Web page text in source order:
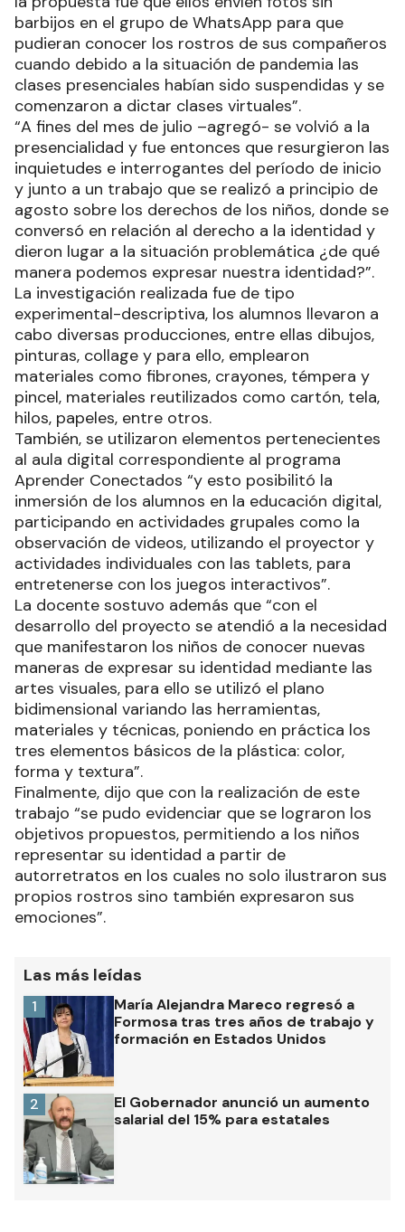
barbijos en el grupo de WhatsApp para que
pudieran conocer los rostros de sus compañeros
cuando debido a la situación de pandemia las
clases presenciales habían sido suspendidas y se
comenzaron a dictar clases virtuales”.
“A fines del mes de julio –agregó- se volvió a la
presencialidad y fue entonces que resurgieron las
inquietudes e interrogantes del período de inicio
y junto a un trabajo que se realizó a principio de
agosto sobre los derechos de los niños, donde se
conversó en relación al derecho a la identidad y
dieron lugar a la situación problemática ¿de qué
manera podemos expresar nuestra identidad?”.
La investigación realizada fue de tipo
experimental-descriptiva, los alumnos llevaron a
cabo diversas producciones, entre ellas dibujos,
pinturas, collage y para ello, emplearon
materiales como fibrones, crayones, témpera y
pincel, materiales reutilizados como cartón, tela,
hilos, papeles, entre otros.
También, se utilizaron elementos pertenecientes
al aula digital correspondiente al programa
Aprender Conectados “y esto posibilitó la
inmersión de los alumnos en la educación digital,
participando en actividades grupales como la
observación de videos, utilizando el proyector y
actividades individuales con las tablets, para
entretenerse con los juegos interactivos”.
La docente sostuvo además que “con el
desarrollo del proyecto se atendió a la necesidad
que manifestaron los niños de conocer nuevas
maneras de expresar su identidad mediante las
artes visuales, para ello se utilizó el plano
bidimensional variando las herramientas,
materiales y técnicas, poniendo en práctica los
tres elementos básicos de la plástica: color,
forma y textura”.
Finalmente, dijo que con la realización de este
trabajo “se pudo evidenciar que se lograron los
objetivos propuestos, permitiendo a los niños
representar su identidad a partir de
autorretratos en los cuales no solo ilustraron sus
propios rostros sino también expresaron sus
emociones”.
Las más leídas
María Alejandra Mareco regresó a
Formosa tras tres años de trabajo y
formación en Estados Unidos
1
El Gobernador anunció un aumento
salarial del 15% para estatales
2